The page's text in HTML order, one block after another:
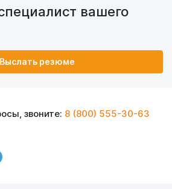
вашего
Выслать резюме
звоните: 8 (800) 555-30-63